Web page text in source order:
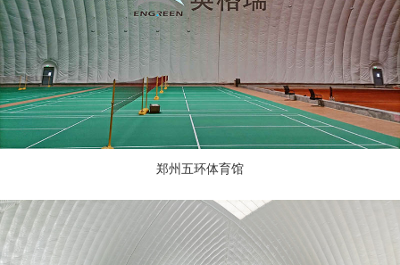
郑州五环体育馆